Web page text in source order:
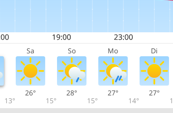
Sa So Mo Di
13°
26°
15°
28°
15°
27°
14°
27°